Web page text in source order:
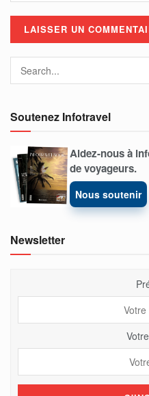
Soutenez Infotravel
Aidez-nous à
de voyageurs.
Nous soutenir
Newsletter